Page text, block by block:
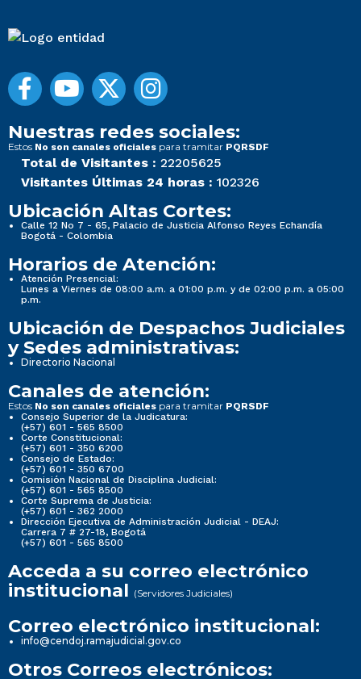
Nuestras redes sociales:
Estos No son canales oficiales para tramitar PQRSDF
Total de Visitantes : 22205625
Visitantes Últimas 24 horas : 102326
Ubicación Altas Cortes:
Calle 12 No 7 - 65, Palacio de Justicia Alfonso Reyes Echandía
Bogotá - Colombia
Horarios de Atención:
Atención Presencial:
Lunes a Viernes de 08:00 a.m. a 01:00 p.m. y de 02:00 p.m. a 05:00
p.m.
Ubicación de Despachos Judiciales
y Sedes administrativas:
Directorio Nacional
Canales de atención:
Estos No son canales oficiales para tramitar PQRSDF
Consejo Superior de la Judicatura:
(+57) 601 - 565 8500
Corte Constitucional:
(+57) 601 - 350 6200
Consejo de Estado:
(+57) 601 - 350 6700
Comisión Nacional de Disciplina Judicial:
(+57) 601 - 565 8500
Corte Suprema de Justicia:
(+57) 601 - 362 2000
Dirección Ejecutiva de Administración Judicial - DEAJ:
Carrera 7 # 27-18, Bogotá
(+57) 601 - 565 8500
Acceda a su correo electrónico
institucional (Servidores Judiciales)
Correo electrónico institucional:
info@cendoj.ramajudicial.gov.co
Otros Correos electrónicos: